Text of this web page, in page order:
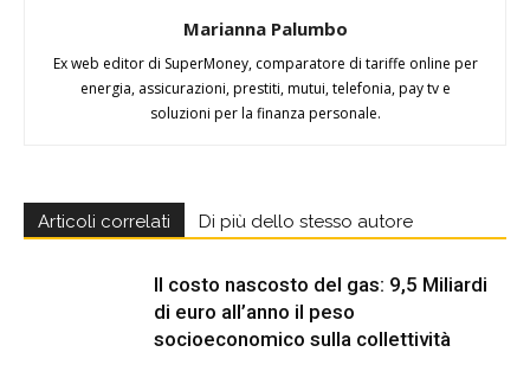
Marianna Palumbo
Ex web editor di SuperMoney, comparatore di tariffe online per
energia, assicurazioni, prestiti, mutui, telefonia, pay tv e
soluzioni per la finanza personale.
Articoli correlati Di più dello stesso autore
Il costo nascosto del gas: 9,5 Miliardi
di euro all’anno il peso
socioeconomico sulla collettività